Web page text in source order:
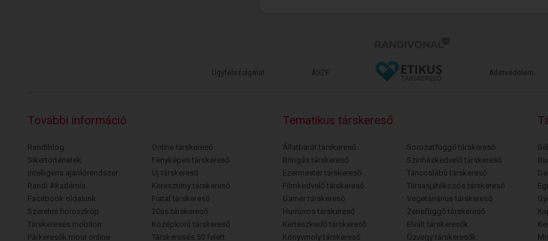
Ügyfélszolgálat ÁSZF Adatvédelem
További információ
Randiblog
Sikertörténetek
Intelligens ajánlórendszer
Randi Akadémia
Facebook oldalunk
Szerelmi horoszkóp
Társkeresés mobilon
Párkeresők most online
Online társkereső
Fényképes társkereső
Új társkereső
Keresztény társkereső
Fiatal társkereső
30as társkereső
Középkorú társkereső
Társkeresés 50 felett
Tematikus társkereső
Állatbarát társkereső
Bringás társkereső
Ezermester társkereső
Filmkedvelő társkereső
Gamer társkereső
Humoros társkereső
Kertészkedő társkereső
Könyvmoly társkereső
Sorozatfüggő társkereső
Színházkedvelő társkereső
Táncoslábú társkereső
Társasjátékozós társkereső
Vegetáriánus társkereső
Zenefüggő társkereső
Elvált társkeresők
Özvegy társkeresők